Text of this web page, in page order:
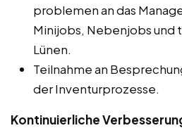
problemen an das
Minijobs, Nebenjobs und
Lünen.
Teilnahme an
der Inventurprozesse.
Kontinuierliche